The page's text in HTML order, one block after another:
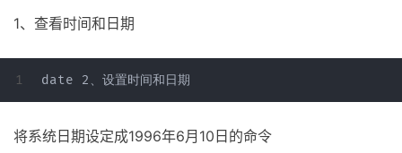
1、查看时间和日期
将系统日期设定成1996年6月10日的命令